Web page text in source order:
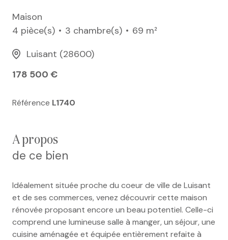
Maison
4 pièce(s)
3 chambre(s)
69 m²
Luisant (28600)
178 500 €
Référence L1740
a propos
de ce bien
Idéalement située proche du coeur de ville de Luisant
et de ses commerces, venez découvrir cette maison
rénovée proposant encore un beau potentiel. Celle-ci
comprend une lumineuse salle à manger, un séjour, une
cuisine aménagée et équipée entièrement refaite à